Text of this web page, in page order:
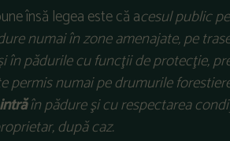
însă legea este că acesul public
numai în zone amenajate, pe
în pădurile cu funcţii de protecţie,
permis numai pe drumurile
în pădure şi cu respectarea
după caz.